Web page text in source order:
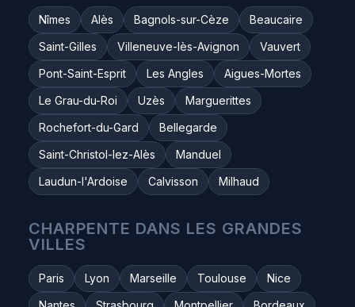
Nîmes Alès Bagnols-sur-Cèze
Beaucaire
Saint-Gilles
Villeneuve-lès-Avignon
Vauvert
Pont-Saint-Esprit
Les Angles
Aigues-Mortes
Le Grau-du-Roi
Uzès
Marguerittes
Rochefort-du-Gard
Bellegarde
Saint-Christol-lez-Alès
Manduel
Laudun-l'Ardoise
Calvisson Milhaud
CHARPENTE DANS LES GRANDES
VILLES
Paris Lyon Marseille Toulouse
Nice